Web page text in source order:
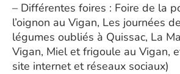
– Différentes foires : Foire de la
l’oignon au Vigan, Les journées
légumes oubliés à Quissac, La
Vigan, Miel et frigoule au Vigan,
site internet et réseaux sociaux)